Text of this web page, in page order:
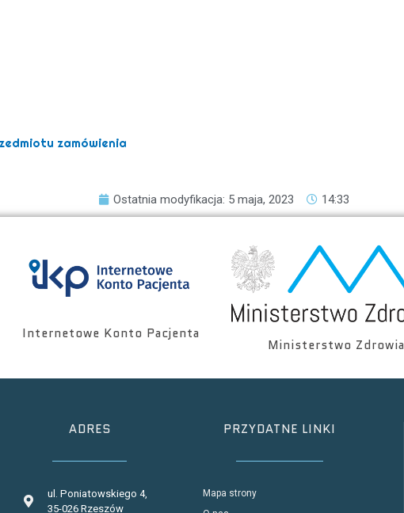
zamówienia
Ostatnia modyfikacja: 5 maja, 2023 14:33
Internetowe Konto Pacjenta
Ministerstwo Zdrowia
ADRES
ul. Poniatowskiego 4,
35-026 Rzeszów
PRZYDATNE LINKI
Mapa strony